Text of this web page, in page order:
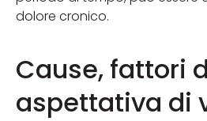
dolore cronico.
Cause, fattori
aspettativa di